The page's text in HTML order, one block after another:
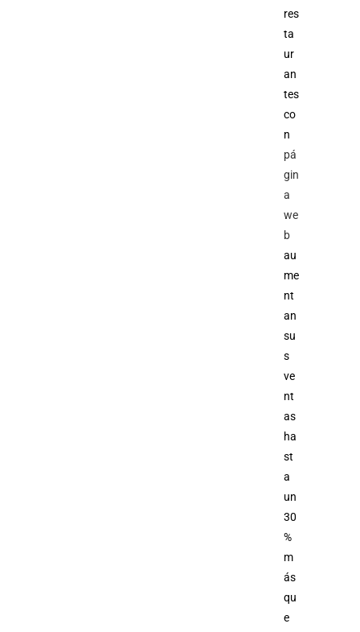
res
ta
ur
an
tes
co
n
pá
gin
a
we
b
au
me
nt
an
su
s
ve
nt
as
ha
st
a
un
30
%
m
ás
qu
e